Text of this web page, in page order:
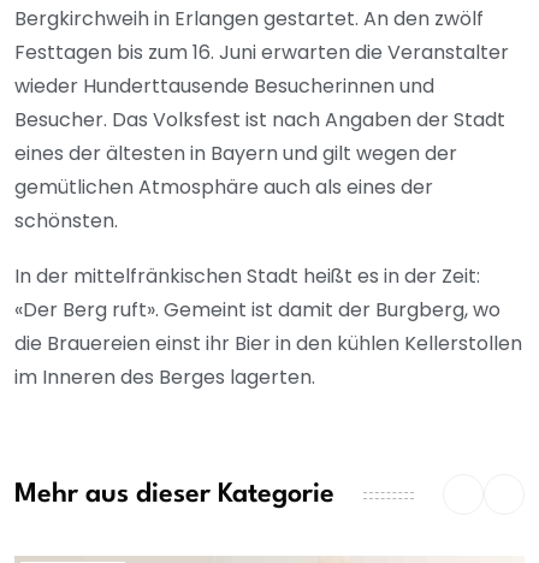
Bergkirchweih in Erlangen gestartet. An den zwölf
Festtagen bis zum 16. Juni erwarten die Veranstalter
wieder Hunderttausende Besucherinnen und
Besucher. Das Volksfest ist nach Angaben der Stadt
eines der ältesten in Bayern und gilt wegen der
gemütlichen Atmosphäre auch als eines der
schönsten.
In der mittelfränkischen Stadt heißt es in der Zeit:
«Der Berg ruft». Gemeint ist damit der Burgberg, wo
die Brauereien einst ihr Bier in den kühlen Kellerstollen
im Inneren des Berges lagerten.
Mehr aus dieser Kategorie